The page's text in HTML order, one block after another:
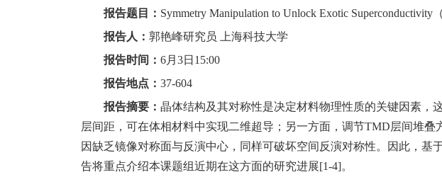
报告题目： Symmetry Manipulation to Unlock Exotic Superconductivity（
报告人： 郭艳峰研究员
上海科技大学
报告时间： 6月 3日 1 5:00
报告地点： 37-604
报告摘要： 晶体结构及其对称性是决定材料物理性质的关键因素，
层间距，可在体相材料中实现二维超导；另一方面，调节TMD层间堆叠
因缺乏镜像对称面与反演中心，同样可破坏空间反演对称性。因此，
告将重点介绍本课题组近期在这方面的研究进展[1-4]。